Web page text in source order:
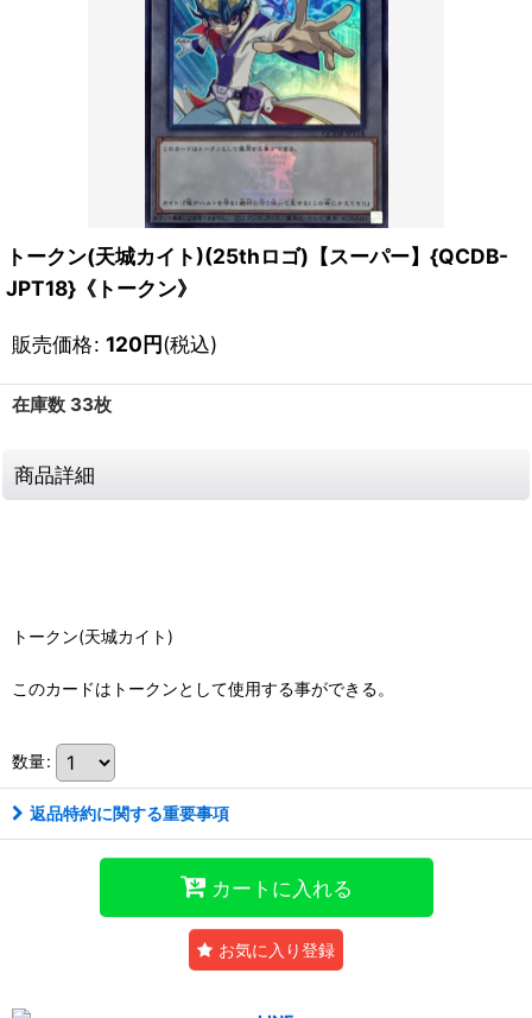
トークン(天城カイト)(25thロゴ)【スーパー】{QCDB-
JPT18}《トークン》
販売価格: 120円(税込)
在庫数 33枚
商品詳細
トークン(天城カイト)
このカードはトークンとして使用する事ができる。
数量:
返品特約に関する重要事項
カートに入れる
お気に入り登録